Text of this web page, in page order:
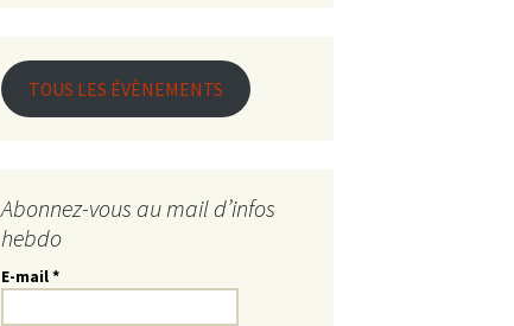
TOUS LES ÉVÈNEMENTS
Abonnez-vous au mail d’infos
hebdo
E-mail*